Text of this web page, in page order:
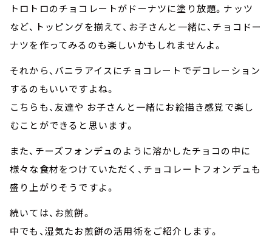
トロトロのチョコレートがドーナツに塗り放題。ナッツ
など、トッピングを揃えて、お子さんと一緒に、チョコドー
ナツを作ってみるのも楽しいかもしれませんよ。
それから、バニラアイスにチョコレートでデコレーション
するのもいいですよね。
こちらも、友達や お子さんと一緒にお絵描き感覚で楽し
むことができると思います。
また、チーズフォンデュのように溶かしたチョコの中に
様々な食材をつけていただく、チョコレートフォンデュも
盛り上がりそうですよ。
続いては、お煎餅。
中でも、湿気たお煎餅の活用術をご紹介します。